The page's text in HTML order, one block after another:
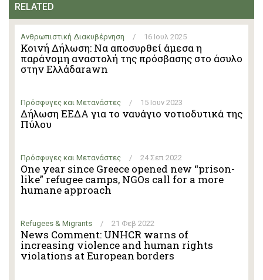
RELATED
Ανθρωπιστική Διακυβέρνηση / 16 Ιουλ 2025
Κοινή Δήλωση: Να αποσυρθεί άμεσα η
παράνομη αναστολή της πρόσβασης στο άσυλο
στην Ελλάδαrawn
Πρόσφυγες και Μετανάστες / 15 Ιουν 2023
Δήλωση ΕΕΔΑ για το ναυάγιο νοτιοδυτικά της
Πύλου
Πρόσφυγες και Μετανάστες / 24 Σεπ 2022
One year since Greece opened new “prison-
like” refugee camps, NGOs call for a more
humane approach
Refugees & Migrants / 21 Φεβ 2022
News Comment: UNHCR warns of
increasing violence and human rights
violations at European borders